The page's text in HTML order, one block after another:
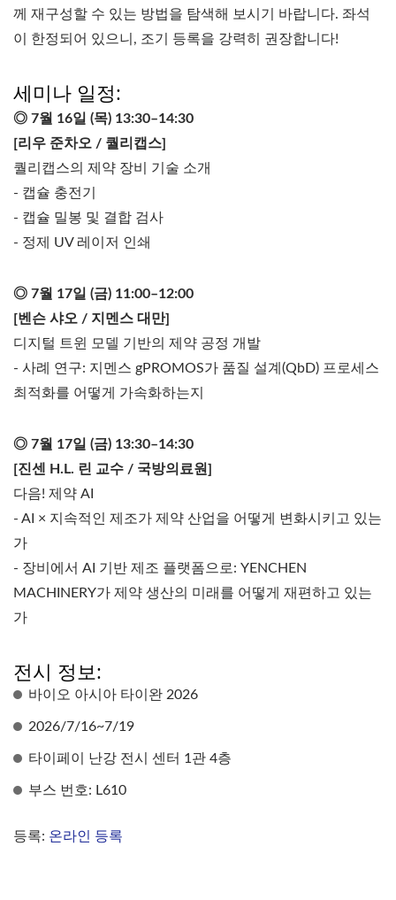
께 재구성할 수 있는 방법을 탐색해 보시기 바랍니다. 좌석
이 한정되어 있으니, 조기 등록을 강력히 권장합니다!
세미나 일정:
◎ 7월 16일 (목) 13:30–14:30
[리우 준차오 / 퀄리캡스]
퀄리캡스의 제약 장비 기술 소개
- 캡슐 충전기
- 캡슐 밀봉 및 결합 검사
- 정제 UV 레이저 인쇄
◎ 7월 17일 (금) 11:00–12:00
[벤슨 샤오 / 지멘스 대만]
디지털 트윈 모델 기반의 제약 공정 개발
- 사례 연구: 지멘스 gPROMOS가 품질 설계(QbD) 프로세스
최적화를 어떻게 가속화하는지
◎ 7월 17일 (금) 13:30–14:30
[진센 H.L. 린 교수 / 국방의료원]
다음! 제약 AI
- AI × 지속적인 제조가 제약 산업을 어떻게 변화시키고 있는
가
- 장비에서 AI 기반 제조 플랫폼으로: YENCHEN
MACHINERY가 제약 생산의 미래를 어떻게 재편하고 있는
가
전시 정보:
바이오 아시아 타이완 2026
2026/7/16~7/19
타이페이 난강 전시 센터 1관 4층
부스 번호: L610
등록: 온라인 등록